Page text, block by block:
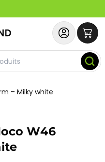
– Milky white
W46